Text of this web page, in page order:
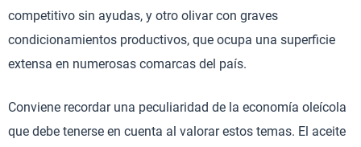
competitivo sin ayudas, y otro olivar con graves
condicionamientos productivos, que ocupa una superficie
extensa en numerosas comarcas del país.
Conviene recordar una peculiaridad de la economía oleícola
que debe tenerse en cuenta al valorar estos temas. El aceite